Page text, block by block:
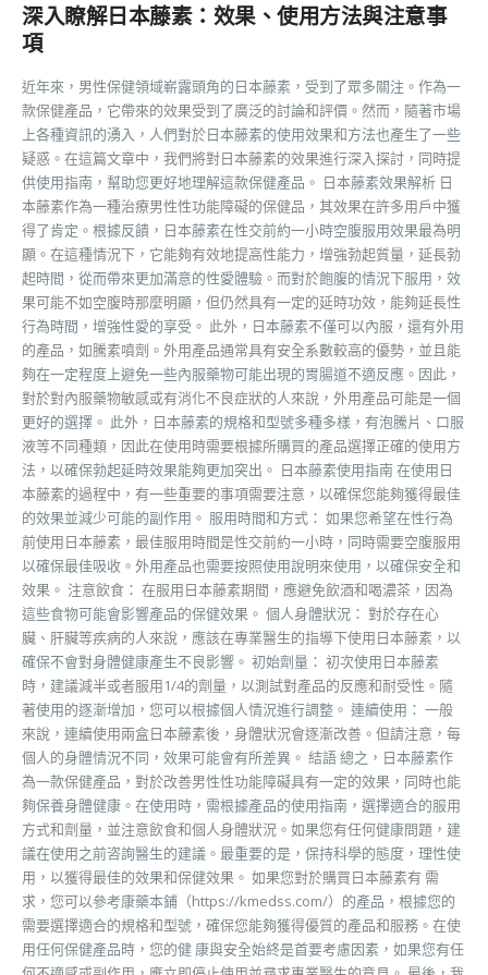
深入瞭解日本藤素：效果、使用方法與注意事
項
近年來，男性保健領域嶄露頭角的日本藤素，受到了眾多關注。作為一
款保健產品，它帶來的效果受到了廣泛的討論和評價。然而，隨著市場
上各種資訊的湧入，人們對於日本藤素的使用效果和方法也產生了一些
疑惑。在這篇文章中，我們將對日本藤素的效果進行深入探討，同時提
供使用指南，幫助您更好地理解這款保健產品。 日本藤素效果解析 日
本藤素作為一種治療男性性功能障礙的保健品，其效果在許多用戶中獲
得了肯定。根據反饋，日本藤素在性交前約一小時空腹服用效果最為明
顯。在這種情況下，它能夠有效地提高性能力，增強勃起質量，延長勃
起時間，從而帶來更加滿意的性愛體驗。而對於飽腹的情況下服用，效
果可能不如空腹時那麼明顯，但仍然具有一定的延時功效，能夠延長性
行為時間，增強性愛的享受。 此外，日本藤素不僅可以內服，還有外用
的產品，如騰素噴劑。外用產品通常具有安全系數較高的優勢，並且能
夠在一定程度上避免一些內服藥物可能出現的胃腸道不適反應。因此，
對於對內服藥物敏感或有消化不良症狀的人來說，外用產品可能是一個
更好的選擇。 此外，日本藤素的規格和型號多種多樣，有泡騰片、口服
液等不同種類，因此在使用時需要根據所購買的產品選擇正確的使用方
法，以確保勃起延時效果能夠更加突出。 日本藤素使用指南 在使用日
本藤素的過程中，有一些重要的事項需要注意，以確保您能夠獲得最佳
的效果並減少可能的副作用。 服用時間和方式： 如果您希望在性行為
前使用日本藤素，最佳服用時間是性交前約一小時，同時需要空腹服用
以確保最佳吸收。外用產品也需要按照使用說明來使用，以確保安全和
效果。 注意飲食： 在服用日本藤素期間，應避免飲酒和喝濃茶，因為
這些食物可能會影響產品的保健效果。 個人身體狀況： 對於存在心
臟、肝臟等疾病的人來說，應該在專業醫生的指導下使用日本藤素，以
確保不會對身體健康產生不良影響。 初始劑量： 初次使用日本藤素
時，建議減半或者服用1/4的劑量，以測試對產品的反應和耐受性。隨
著使用的逐漸增加，您可以根據個人情況進行調整。 連續使用： 一般
來說，連續使用兩盒日本藤素後，身體狀況會逐漸改善。但請注意，每
個人的身體情況不同，效果可能會有所差異。 結語 總之，日本藤素作
為一款保健產品，對於改善男性性功能障礙具有一定的效果，同時也能
夠保養身體健康。在使用時，需根據產品的使用指南，選擇適合的服用
方式和劑量，並注意飲食和個人身體狀況。如果您有任何健康問題，建
議在使用之前咨詢醫生的建議。最重要的是，保持科學的態度，理性使
用，以獲得最佳的效果和保健效果。 如果您對於購買日本藤素有 需
求，您可以參考康藥本鋪（https://kmedss.com/）的產品，根據您的
需要選擇適合的規格和型號，確保您能夠獲得優質的產品和服務。在使
用任何保健產品時，您的健 康與安全始終是首要考慮因素，如果您有任